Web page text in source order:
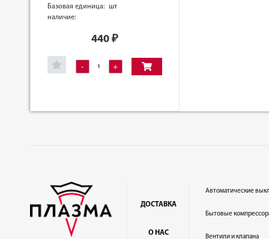
Базовая единица: шт
наличие:
440₽
- +
ДОСТАВКА
О НАС
Автоматические
Бытовые
Вентили и клапана